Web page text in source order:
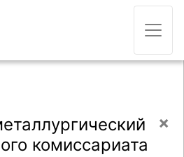
×
комиссариата